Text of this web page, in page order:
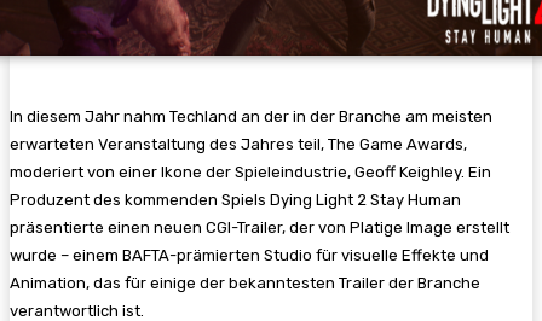
In diesem Jahr nahm Techland an der in der Branche am meisten
erwarteten Veranstaltung des Jahres teil, The Game Awards,
moderiert von einer Ikone der Spieleindustrie, Geoff Keighley. Ein
Produzent des kommenden Spiels Dying Light 2 Stay Human
präsentierte einen neuen CGI-Trailer, der von Platige Image erstellt
wurde – einem BAFTA-prämierten Studio für visuelle Effekte und
Animation, das für einige der bekanntesten Trailer der Branche
verantwortlich ist.